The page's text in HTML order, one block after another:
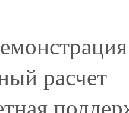
расчет